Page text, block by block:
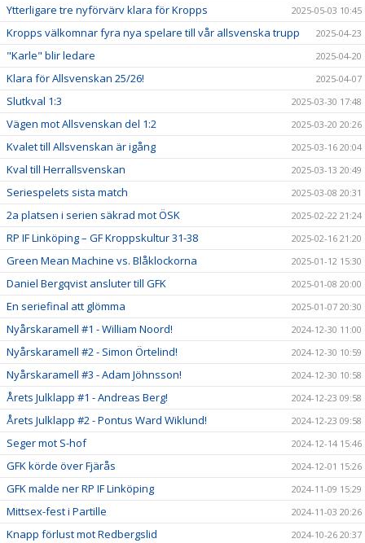
Ytterligare tre nyförvärv klara för Kropps 2025-05-03 10:45
Kropps välkomnar fyra nya spelare till vår allsvenska trupp 2025-04-23
"Karle" blir ledare 2025-04-20
Klara för Allsvenskan 25/26! 2025-04-07
Slutkval 1:3 2025-03-30 17:48
Vägen mot Allsvenskan del 1:2 2025-03-20 20:26
Kvalet till Allsvenskan är igång 2025-03-16 20:04
Kval till Herrallsvenskan 2025-03-13 20:49
Seriespelets sista match 2025-03-08 20:31
2a platsen i serien säkrad mot ÖSK 2025-02-22 21:24
RP IF Linköping – GF Kroppskultur 31-38 2025-02-16 21:20
Green Mean Machine vs. Blåklockorna 2025-01-12 15:30
Daniel Bergqvist ansluter till GFK 2025-01-08 20:00
En seriefinal att glömma 2025-01-07 20:30
Nyårskaramell #1 - William Noord! 2024-12-30 11:00
Nyårskaramell #2 - Simon Örtelind! 2024-12-30 10:59
Nyårskaramell #3 - Adam Jöhnsson! 2024-12-30 10:58
Årets Julklapp #1 - Andreas Berg! 2024-12-23 09:58
Årets Julklapp #2 - Pontus Ward Wiklund! 2024-12-23 09:58
Seger mot S-hof 2024-12-14 15:46
GFK körde över Fjärås 2024-12-01 15:26
GFK malde ner RP IF Linköping 2024-11-09 15:29
Mittsex-fest i Partille 2024-11-03 20:26
Knapp förlust mot Redbergslid 2024-10-26 20:37